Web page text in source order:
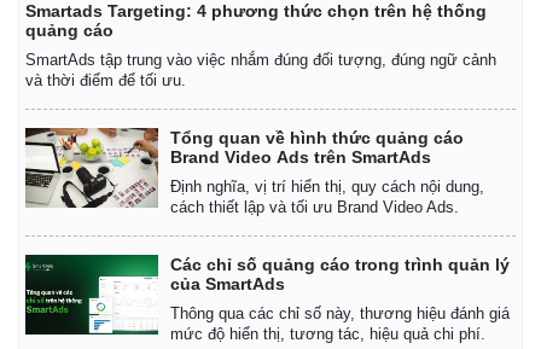
Kinh tế
Bất động sản
Thị trường
Giá vàng
Smartads Targeting: 4 phương thức chọn trên hệ thống
quảng cáo
SmartAds tập trung vào việc nhắm đúng đối tượng, đúng ngữ cảnh
và thời điểm để tối ưu.
Tổng quan về hình thức quảng cáo
Brand Video Ads trên SmartAds
Định nghĩa, vị trí hiển thị, quy cách nội dung,
cách thiết lập và tối ưu Brand Video Ads.
Các chỉ số quảng cáo trong trình quản lý
của SmartAds
Thông qua các chỉ số này, thương hiệu đánh giá
mức độ hiển thị, tương tác, hiệu quả chi phí.